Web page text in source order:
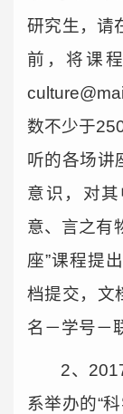
研究生，请
前，将课
数不少于
听的各场讲
意识，对
意、言之有
座”课程提
档提交，文
名－学号－
2、
系举办的“